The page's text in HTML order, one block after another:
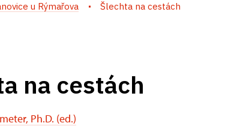
u Rýmařova Šlechta na cestách
na cestách
Ph.D. (ed.)